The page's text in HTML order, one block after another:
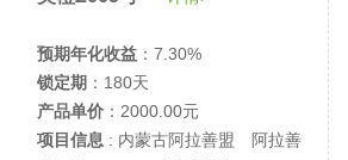
预期年化收益 ：7.30%
锁定期 ：180天
产品单价 ：2000.00元
项目信息 : 内蒙古阿拉善盟 阿拉善